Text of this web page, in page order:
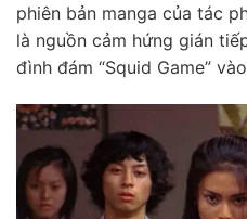
phiên bản manga của tác
là nguồn cảm hứng gián
đình đám “Squid Game”